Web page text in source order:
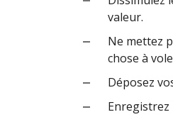
valeur.
Ne mettez
chose à
Déposez
Enregistrez